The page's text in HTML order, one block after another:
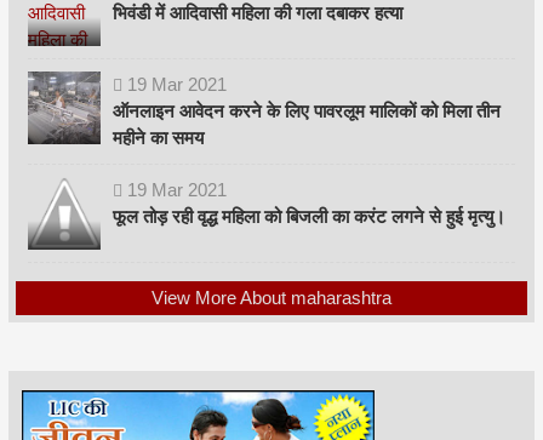
भिवंडी में आदिवासी महिला की गला दबाकर हत्या
19 Mar 2021
ऑनलाइन आवेदन करने के लिए पावरलूम मालिकों को मिला तीन
महीने का समय
19 Mar 2021
फूल तोड़ रही वृद्ध महिला को बिजली का करंट लगने से हुई मृत्यु।
View More About maharashtra